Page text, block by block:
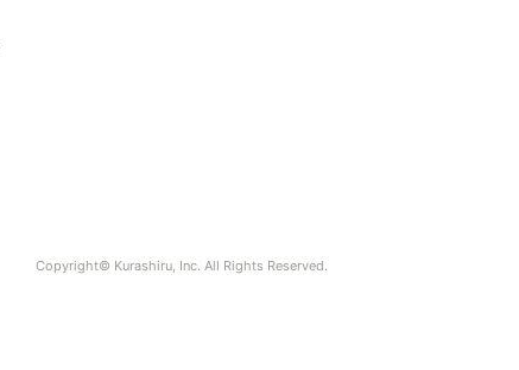
Copyright© Kurashiru, Inc. All Rights Reserved.